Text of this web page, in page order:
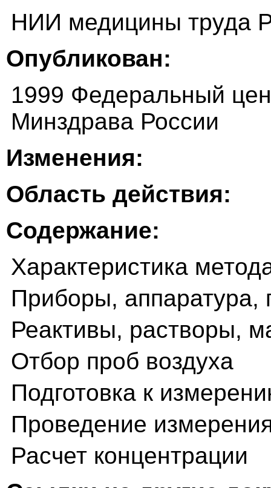
НИИ медицины труда
Опубликован:
1999 Федеральный
Минздрава России
Изменения:
Область действия:
Содержание:
Характеристика
Приборы, аппаратура,
Реактивы, растворы,
Отбор проб воздуха
Подготовка к
Проведение
Расчет концентрации